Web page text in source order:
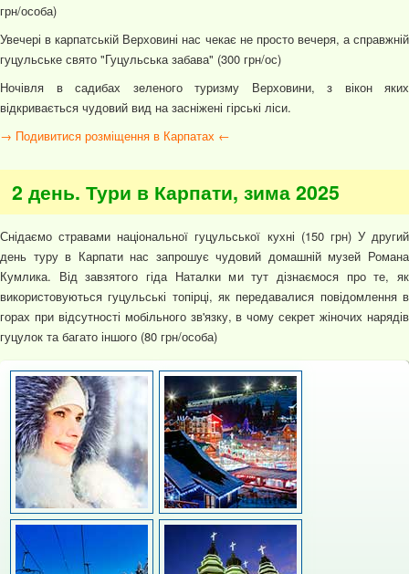
грн/особа)
Увечері в карпатській Верховині нас чекає не просто вечеря, а справжній
гуцульське свято "Гуцульська забава" (300 грн/ос)
Ночівля в садибах зеленого туризму Верховини, з вікон яких
відкривається чудовий вид на засніжені гірські ліси.
→ Подивитися розміщення в Карпатах ←
2 день. Тури в Карпати, зима 2025
Снідаємо стравами національної гуцульської кухні (150 грн) У другий
день туру в Карпати нас запрошує чудовий домашній музей Романа
Кумлика. Від завзятого гіда Наталки ми тут дізнаємося про те, як
використовуються гуцульські топірці, як передавалися повідомлення в
горах при відсутності мобільного зв'язку, в чому секрет жіночих нарядів
гуцулок та багато іншого (80 грн/особа)